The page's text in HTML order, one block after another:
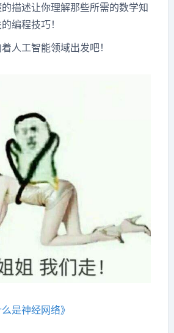
描述让你理解那些所需的数学知
编程技巧！
人工智能领域出发吧！
是神经网络》